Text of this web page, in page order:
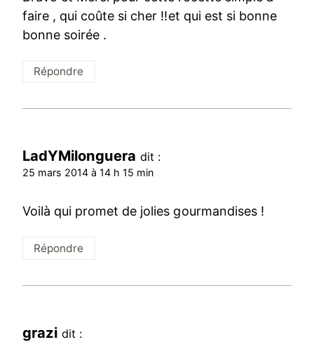
faire , qui coûte si cher !!et qui est si bonne
bonne soirée .
Répondre
LadYMilonguera dit :
25 mars 2014 à 14 h 15 min
Voilà qui promet de jolies gourmandises !
Répondre
grazi dit :